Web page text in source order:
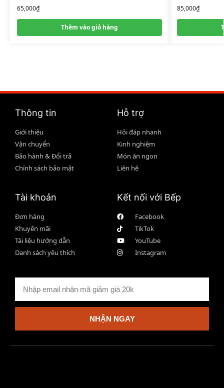
65,000₫
Thêm vào giỏ hàng
85,000₫
Thông tin
Giới thiệu
Vận chuyển
Bảo hành & Đổi trả
Chính sách bảo mật
Hỗ trợ
Hỏi đáp nhanh
Kinh nghiệm
Món ăn ngon
Liên hệ
Tài khoản
Đơn hàng
Khuyến mãi
Tài liệu hướng dẫn
Danh sách yêu thích
Kết nối với Bếp
Facebook
TikTok
YouTube
Instagram
NHẬN NGAY